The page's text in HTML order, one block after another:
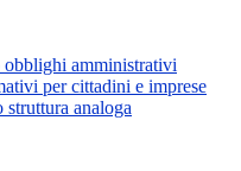
obblighi amministrativi
per cittadini e imprese
analoga